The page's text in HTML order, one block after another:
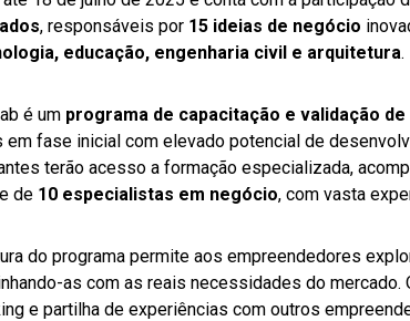
, responsáveis por 15 ideias de negócio
educação, engenharia civil e arquitetura.
é um programa de capacitação e validação
em fase inicial com elevado potencial de
terão acesso a formação especializada,
de 10 especialistas em negócio, com vasta
do programa permite aos empreendedores
as com as reais necessidades do
e partilha de experiências com outros